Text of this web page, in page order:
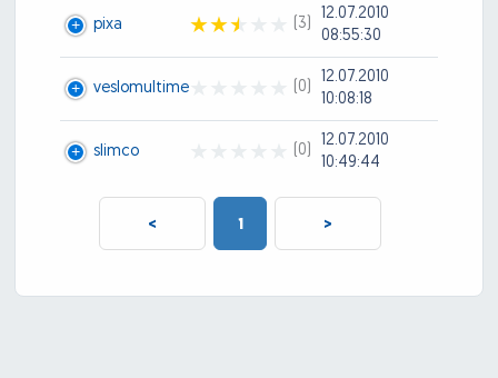
pixa (3)
12.07.2010
08:55:30
veslomultime (0)
12.07.2010
10:08:18
slimco (0)
12.07.2010
10:49:44
< 1 >